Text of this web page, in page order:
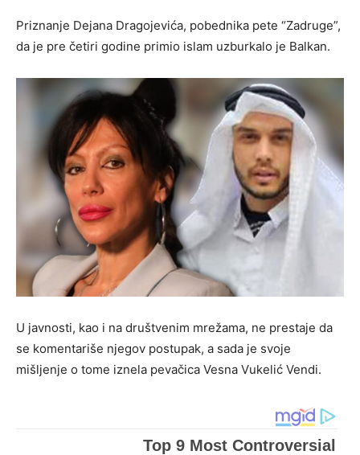
Priznanje Dejana Dragojevića, pobednika pete “Zadruge”,
da je pre četiri godine primio islam uzburkalo je Balkan.
U javnosti, kao i na društvenim mrežama, ne prestaje da
se komentariše njegov postupak, a sada je svoje
mišljenje o tome iznela pevačica Vesna Vukelić Vendi.